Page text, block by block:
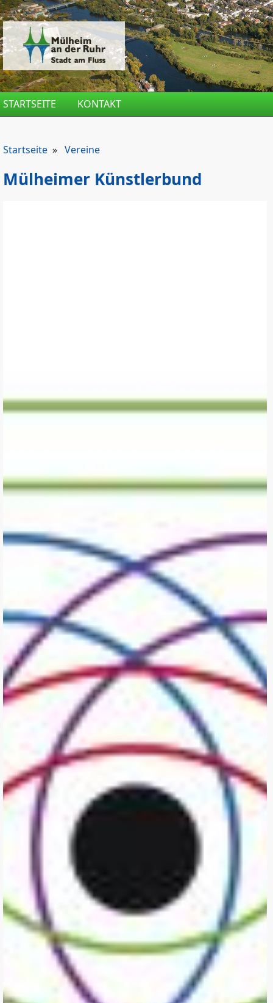
Direkt zum Inhalt
STARTSEITE KONTAKT
Startseite » Vereine
Mülheimer Künstlerbund